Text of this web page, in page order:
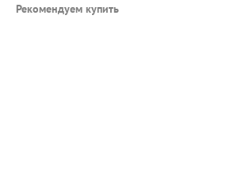
Рекомендуем купить